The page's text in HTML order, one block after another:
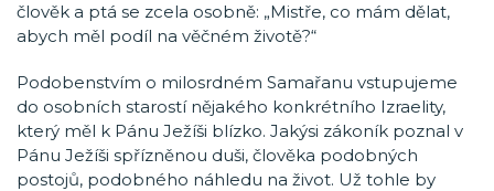
člověk a ptá se zcela osobně: „Mistře, co mám dělat,
abych měl podíl na věčném životě?“
Podobenstvím o milosrdném Samařanu vstupujeme
do osobních starostí nějakého konkrétního Izraelity,
který měl k Pánu Ježíši blízko. Jakýsi zákoník poznal v
Pánu Ježíši spřízněnou duši, člověka podobných
postojů, podobného náhledu na život. Už tohle by